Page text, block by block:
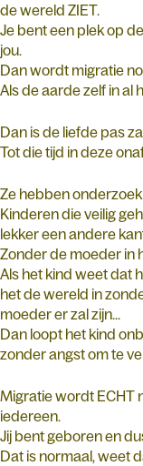
de wereld ZIET.
Je bent een plek op
jou.
Dan wordt migratie
Als de aarde zelf in al
Dan is de liefde pas
Tot die tijd in deze
Ze hebben
Kinderen die veilig
lekker een andere
Zonder de moeder in
Als het kind weet dat
het de wereld in
moeder er zal zijn...
Dan loopt het kind
zonder angst om te
Migratie wordt ECHT
iedereen.
Jij bent geboren en
Dat is normaal, weet